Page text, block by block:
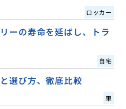
ロッカー
ーの寿命を延ばし、トラ
自宅
選び方、徹底比較
車